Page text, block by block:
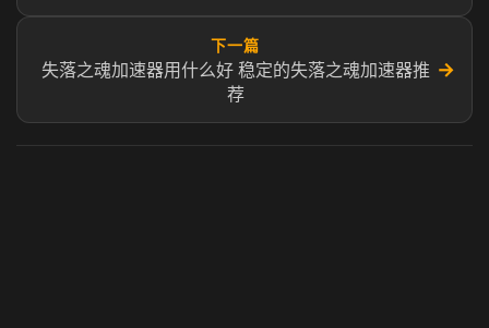
下一篇
失落之魂加速器用什么好 稳定的失落之魂加速器推
荐
→